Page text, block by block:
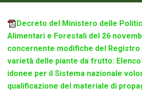
Decreto del Ministero delle
Alimentari e Forestali del 26
concernente modifiche del Registro
varietà delle piante da frutto:
idonee per il Sistema nazionale
qualificazione del materiale di